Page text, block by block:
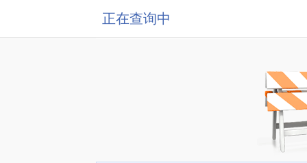
正在查询中